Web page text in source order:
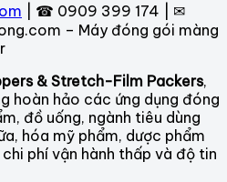
| ☎ 0909 399 174 | ✉
– Máy đóng gói màng
& Stretch-Film Packers,
hoàn hảo các ứng dụng đóng
đồ uống, ngành tiêu dùng
hóa mỹ phẩm, dược phẩm
phí vận hành thấp và độ tin